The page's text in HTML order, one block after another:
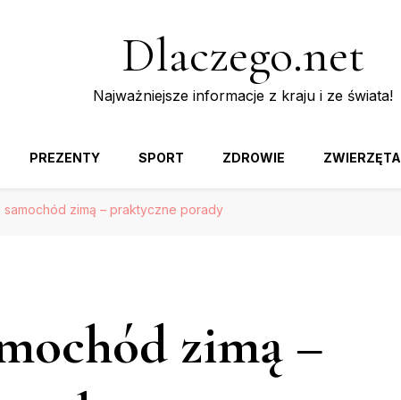
Dlaczego.net
Najważniejsze informacje z kraju i ze świata!
PREZENTY SPORT ZDROWIE ZWIERZĘTA
zimą – praktyczne porady
zimą –